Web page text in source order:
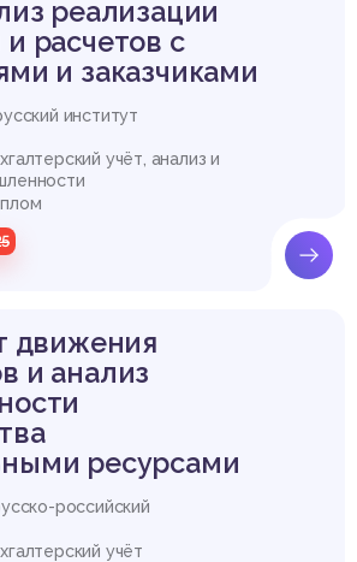
реализации
расчетов с
и заказчиками
институт
учёт, анализ и
движения
и анализ
ресурсами
российский
учёт